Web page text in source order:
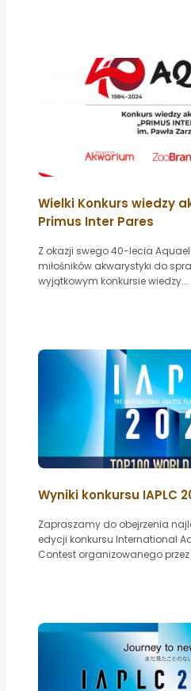
Wielki Konkurs wiedzy
Primus Inter Pares
Z okazji swego 40-lecia
miłośników akwarystyki do
wyjątkowym konkursie wiedzy...
Wyniki konkursu IAPLC
Zapraszamy do obejrzenia
edycji konkursu International
Contest organizowanego przez